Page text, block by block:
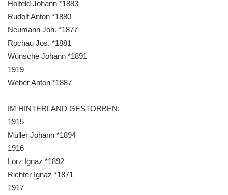
Kenotaf Pepiho Meisela na hřbitově v
Dolním Podluží
Kenotaf Leopolda Malata na hřbitově v
Dolním Podluží
Dolním Podluží
Podluží
židovském hřbitově v Mostě
Hrob Aloise Podrábského na hřbitově v
Holfeld Johann *1883
Rudolf Anton *1880
Neumann Joh. *1877
Rochau Jos. *1881
Wünsche Johann *1891
1919
Weber Anton *1887
IM HINTERLAND GESTORBEN:
1915
Müller Johann *1894
1916
Lorz Ignaz *1892
Richter Ignaz *1871
1917